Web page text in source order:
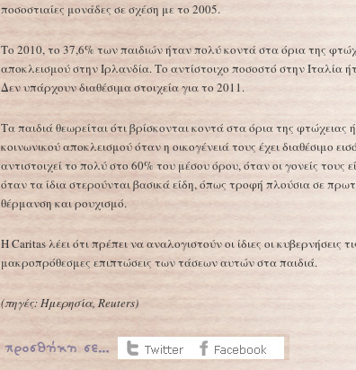
ποσοστιαίες μονάδες σε σχέση με το 2005.
Το 2010, το 37,6% των παιδιών ήταν πολύ κοντά στα όρια της
αποκλεισμού στην Ιρλανδία. Το αντίστοιχο ποσοστό στην Ιταλία
Δεν υπάρχουν διαθέσιμα στοιχεία για το 2011.
Τα παιδιά θεωρείται ότι βρίσκονται κοντά στα όρια της φτώχειας
κοινωνικού αποκλεισμού όταν η οικογένειά τους έχει διαθέσιμο
αντιστοιχεί το πολύ στο 60% του μέσου όρου, όταν οι γονείς τους
όταν τα ίδια στερούνται βασικά είδη, όπως τροφή πλούσια σε
θέρμανση και ρουχισμό.
Η Caritas λέει ότι πρέπει να αναλογιστούν οι ίδιες οι κυβερνήσεις
μακροπρόθεσμες επιπτώσεις των τάσεων αυτών στα παιδιά.
(πηγές: Ημερησία, Reuters)